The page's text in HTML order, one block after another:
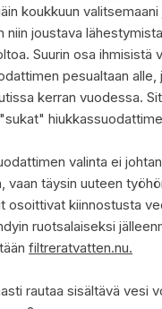
koukkuun
niin joustava
Suurin osa ihmisistä
pesualtaan alle,
kerran vuodessa.
valinta ei
vaan täysin uuteen
osoittivat kiinnostusta
ruotsalaiseksi
filtreratvatten.nu.
rautaa sisältävä vesi